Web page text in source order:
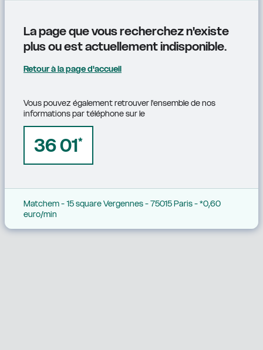
La page que vous recherchez n'existe
plus ou est actuellement indisponible.
Retour à la page d'accueil
Vous pouvez également retrouver l'ensemble de nos
informations par téléphone sur le
36 01*
Matchem - 15 square Vergennes - 75015 Paris - *0,60
euro/min